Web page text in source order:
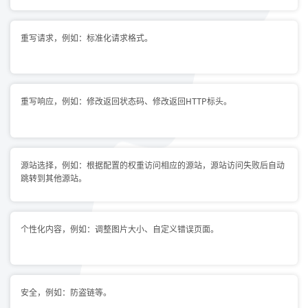
重写请求，例如：标准化请求格式。
重写响应，例如：修改返回状态码、修改返回HTTP标头。
源站选择，例如：根据配置的权重访问相应的源站，源站访问失败后自动
跳转到其他源站。
个性化内容，例如：调整图片大小、自定义错误页面。
安全，例如：防盗链等。